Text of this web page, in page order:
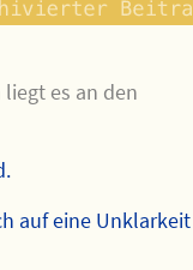
es an den
auf eine Unklarkeit